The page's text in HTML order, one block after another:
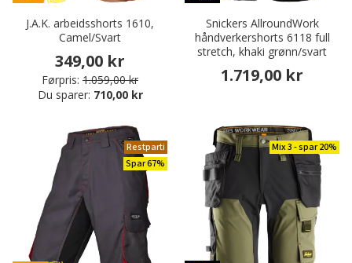
J.A.K. arbeidsshorts 1610,
Camel/Svart
349,00 kr
Førpris: 1.059,00 kr
Du sparer: 710,00 kr
Snickers AllroundWork
håndverkershorts 6118 full
stretch, khaki grønn/svart
1.719,00 kr
Restparti
Spar 67%
Mix 3 - spar 20%